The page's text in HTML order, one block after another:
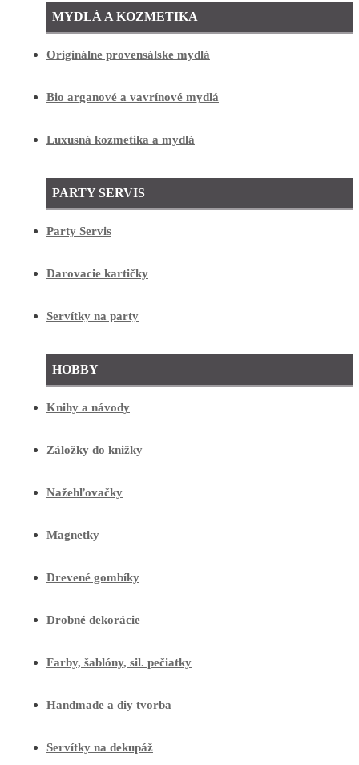
MYDLÁ A KOZMETIKA
Originálne provensálske mydlá
Bio arganové a vavrínové mydlá
Luxusná kozmetika a mydlá
PARTY SERVIS
Party Servis
Darovacie kartičky
Servítky na party
HOBBY
Knihy a návody
Záložky do knižky
Nažehľovačky
Magnetky
Drevené gombíky
Drobné dekorácie
Farby, šablóny, sil. pečiatky
Handmade a diy tvorba
Servítky na dekupáž